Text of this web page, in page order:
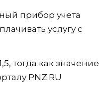
прибор учета
услугу с
тогда как значение
PNZ.RU